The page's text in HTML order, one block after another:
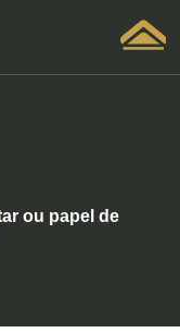
ou papel de